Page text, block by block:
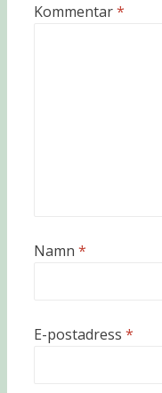
Kommentar*
Namn *
E-postadress *